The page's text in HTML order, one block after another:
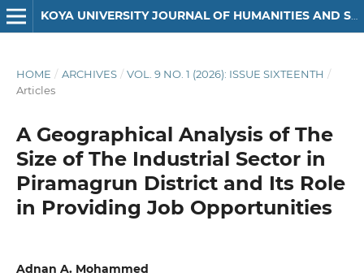
KOYA UNIVERSITY JOURNAL OF HUMANITIES AND SOCIAL SCIENCES
HOME / ARCHIVES / VOL. 9 NO. 1 (2026): ISSUE SIXTEENTH /
Articles
A Geographical Analysis of The
Size of The Industrial Sector in
Piramagrun District and Its Role
in Providing Job Opportunities
Adnan A. Mohammed